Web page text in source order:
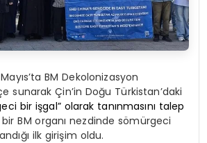
BM Dekolonizasyon
sunarak Çin’in Doğu Türkistan’daki
bir işgal” olarak tanınmasını talep
bir BM organı nezdinde sömürgeci
ilk girişim oldu.